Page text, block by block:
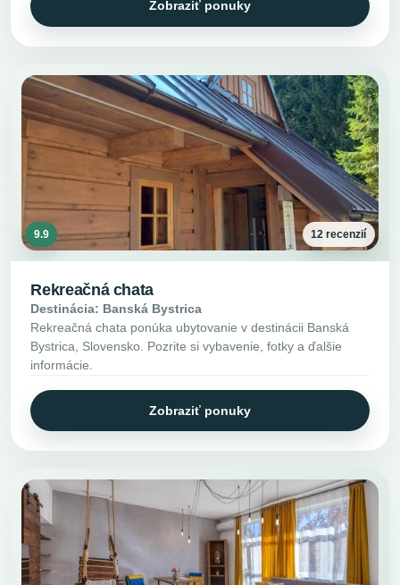
Zobraziť ponuky
9.9 12 recenzií
Rekreačná chata
Destinácia: Banská Bystrica
Rekreačná chata ponúka ubytovanie v destinácii Banská
Bystrica, Slovensko. Pozrite si vybavenie, fotky a ďalšie
informácie.
Zobraziť ponuky